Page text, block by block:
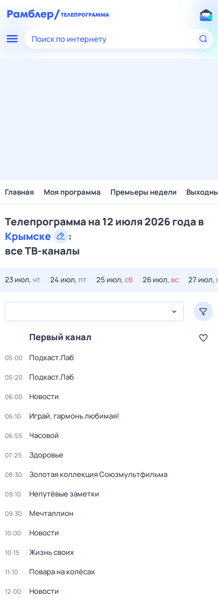
Поиск по интернету
Главная Моя программа Премьеры недели
Телепрограмма на 12 июля 2026 года в
Крымске
:
все ТВ-каналы
23 июл,чт 24 июл, пт 25 июл,сб 26 июл, вс 27 июл,
Первый канал
05:00 Подкаст.Лаб
05:20 Подкаст.Лаб
06:00 Новости
06:10 Играй, гармонь любимая!
06:55 Часовой
07:25 Здоровье
08:30 Золотая коллекция Союзмультфильма
09:10 Непутёвые заметки
09:30 Мечталлион
10:00 Новости
10:15 Жизнь своих
11:10 Повара на колёсах
12:00 Новости